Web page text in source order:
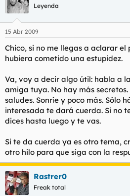
Leyenda
15 Abr 2009
Chico, si no me llegas a aclarar el
hubiera cometido una estupidez.
Va, voy a decir algo útil: habla a
amiga tuya. No hay más
saludes. Sonríe y poco más. Sólo
interesada te dará cuerda. Si no
dices hasta luego y te vas.
Si te da cuerda ya es otro tema,
otro hilo para que siga con la
Rastrer0
Freak total